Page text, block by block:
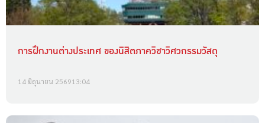
การฝึกงานต่างประเทศ ของนิสิตภาควิชาวิศวกรรมวัสดุ
14 มิถุนายน 256913:04